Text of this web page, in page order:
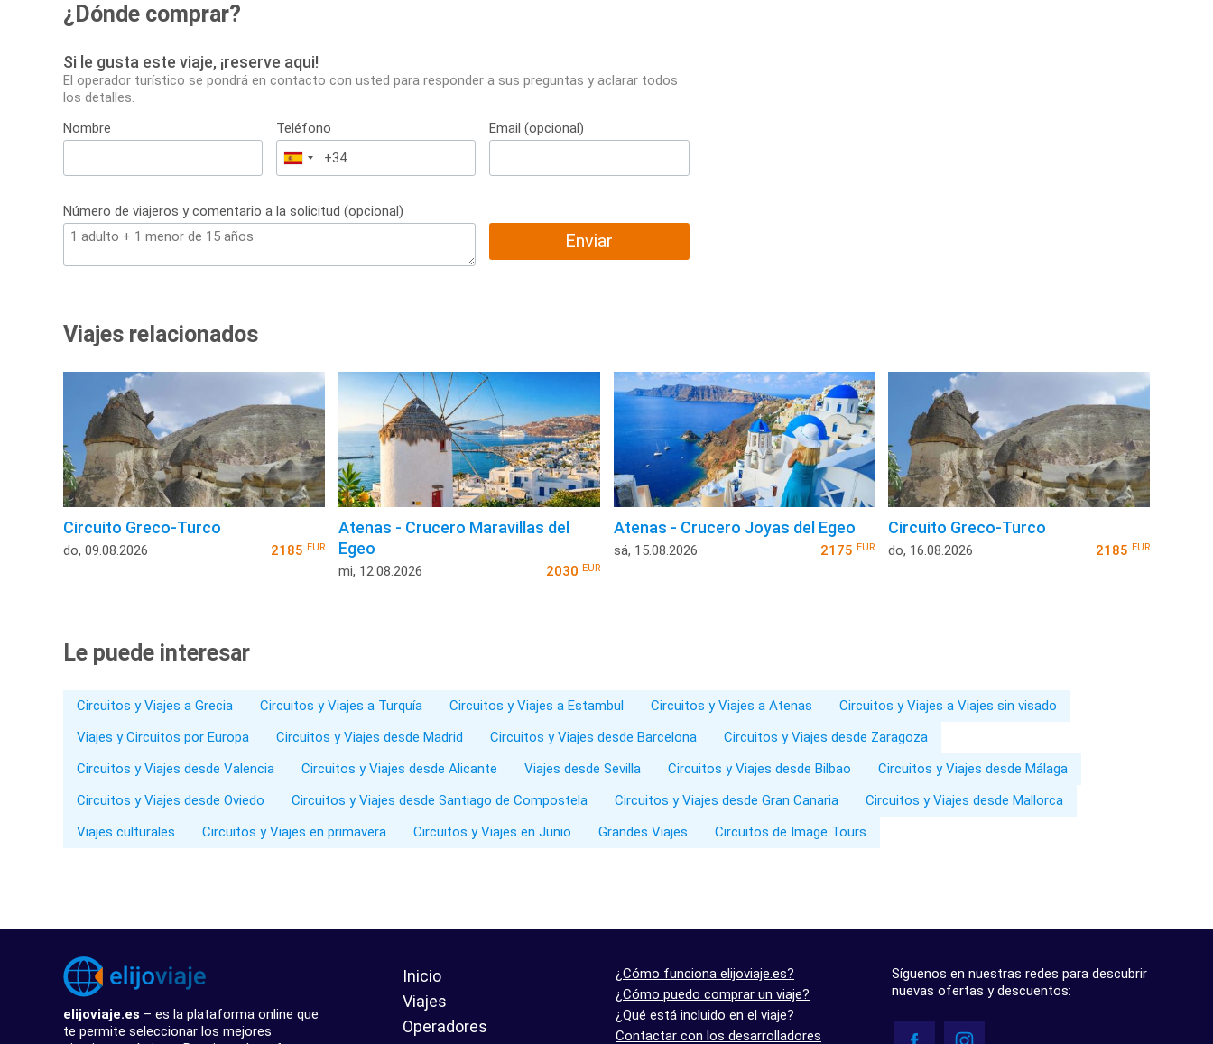
¿Dónde comprar?
Si le gusta este viaje, ¡reserve aqui!
El operador turístico se pondrá en contacto con usted para responder a sus preguntas y aclarar todos
los detalles.
Nombre
Teléfono
España
+34
Email (opcional)
Número de viajeros y comentario a la solicitud (opcional)
Enviar
Viajes relacionados
Circuito Greco-Turco
do, 09.08.2026 2185 EUR
Atenas - Crucero Maravillas del
Egeo
mi, 12.08.2026 2030 EUR
Atenas - Crucero Joyas del Egeo
sá, 15.08.2026 2175EUR
Circuito Greco-Turco
do, 16.08.2026 2185 EUR
Le puede interesar
Circuitos y Viajes a Grecia Circuitos y Viajes a Turquía Circuitos y Viajes a Estambul Circuitos y Viajes a Atenas
Circuitos y Viajes a Viajes sin visado
Viajes y Circuitos por Europa
Circuitos y Viajes desde Madrid Circuitos y Viajes desde Barcelona
Circuitos y Viajes desde Zaragoza
Circuitos y Viajes desde Valencia
Circuitos y Viajes desde Alicante Viajes desde Sevilla Circuitos y Viajes desde Bilbao
Circuitos y Viajes desde Málaga
Circuitos y Viajes desde Oviedo
Circuitos y Viajes desde Santiago de Compostela Circuitos y Viajes desde Gran Canaria
Circuitos y Viajes desde Mallorca
Viajes culturales
Circuitos y Viajes en primavera Circuitos y Viajes en Junio Grandes Viajes Circuitos de Image Tours
elijoviaje.es – es la plataforma online que
te permite seleccionar los mejores
Inicio
Viajes
Operadores
¿Cómo funciona elijoviaje.es?
¿Cómo puedo comprar un viaje?
¿Qué está incluido en el viaje?
Contactar con los desarrolladores
Síguenos en nuestras redes para descubrir
nuevas ofertas y descuentos: